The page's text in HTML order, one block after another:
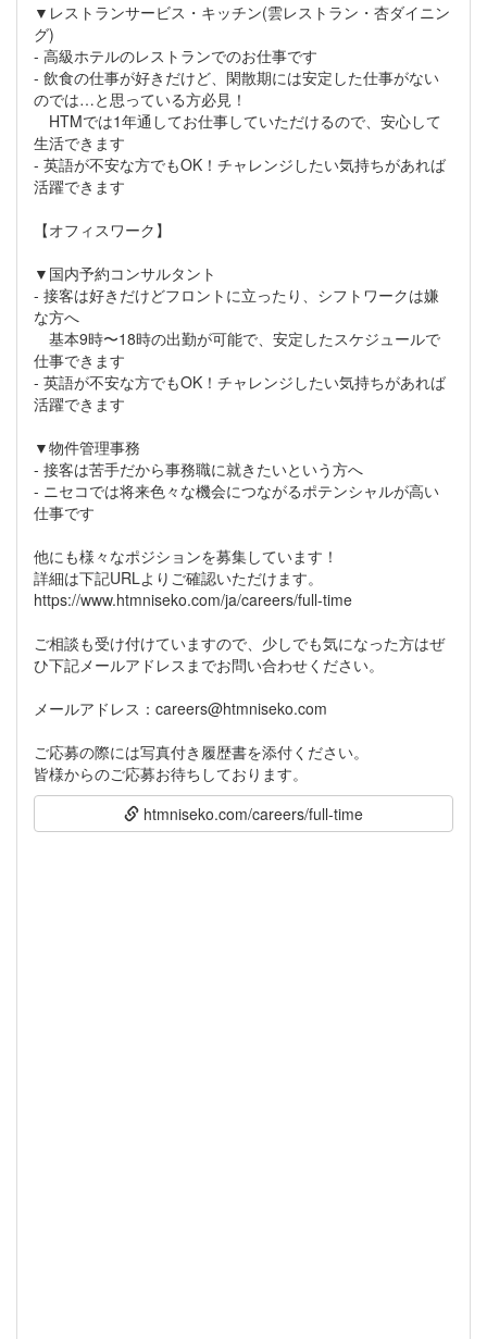
▼レストランサービス・キッチン(雲レストラン・杏ダイニン
グ)
- 高級ホテルのレストランでのお仕事です
- 飲食の仕事が好きだけど、閑散期には安定した仕事がない
のでは…と思っている方必見！
HTMでは1年通してお仕事していただけるので、安心して
生活できます
- 英語が不安な方でもOK！チャレンジしたい気持ちがあれば
活躍できます
【オフィスワーク】
▼国内予約コンサルタント
- 接客は好きだけどフロントに立ったり、シフトワークは嫌
な方へ
基本9時〜18時の出勤が可能で、安定したスケジュールで
仕事できます
- 英語が不安な方でもOK！チャレンジしたい気持ちがあれば
活躍できます
▼物件管理事務
- 接客は苦手だから事務職に就きたいという方へ
- ニセコでは将来色々な機会につながるポテンシャルが高い
仕事です
他にも様々なポジションを募集しています！
詳細は下記URLよりご確認いただけます。
https://www.htmniseko.com/ja/careers/full-time
ご相談も受け付けていますので、少しでも気になった方はぜ
ひ下記メールアドレスまでお問い合わせください。
メールアドレス：careers@htmniseko.com
ご応募の際には写真付き履歴書を添付ください。
htmniseko.com/careers/full-time